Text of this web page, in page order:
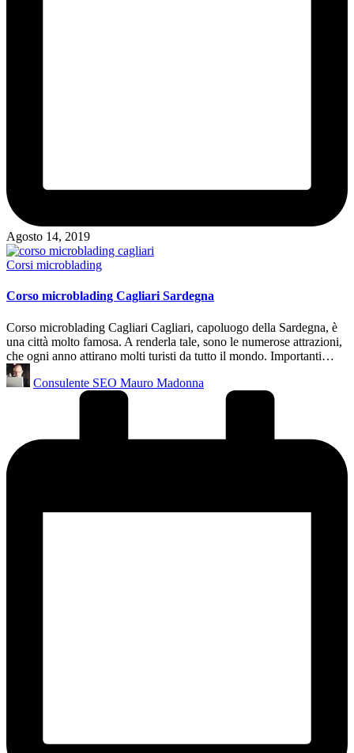
Agosto 14, 2019
Posted
Corsi microblading
Corso microblading Cagliari Sardegna
Corso microblading Cagliari Cagliari, capoluogo della Sardegna, è
una città molto famosa. A renderla tale, sono le numerose attrazioni,
che ogni anno attirano molti turisti da tutto il mondo. Importanti…
Posted
by
Consulente SEO Mauro Madonna